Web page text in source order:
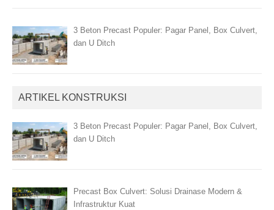
3 Beton Precast Populer: Pagar Panel, Box Culvert,
dan U Ditch
ARTIKEL KONSTRUKSI
3 Beton Precast Populer: Pagar Panel, Box Culvert,
dan U Ditch
Precast Box Culvert: Solusi Drainase Modern &
Infrastruktur Kuat